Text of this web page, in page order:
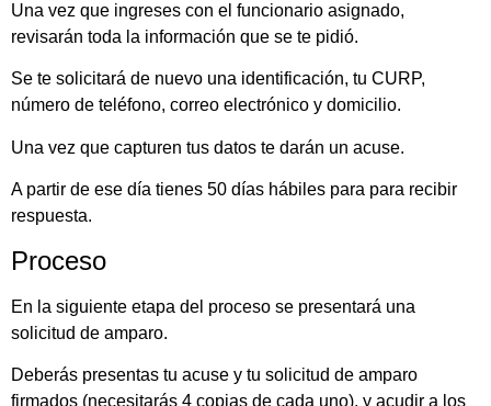
Una vez que ingreses con el funcionario asignado,
revisarán toda la información que se te pidió.
Se te solicitará de nuevo una identificación, tu CURP,
número de teléfono, correo electrónico y domicilio.
Una vez que capturen tus datos te darán un acuse.
A partir de ese día tienes 50 días hábiles para para recibir
respuesta.
Proceso
En la siguiente etapa del proceso se presentará una
solicitud de amparo.
Deberás presentas tu acuse y tu solicitud de amparo
firmados (necesitarás 4 copias de cada uno), y acudir a los